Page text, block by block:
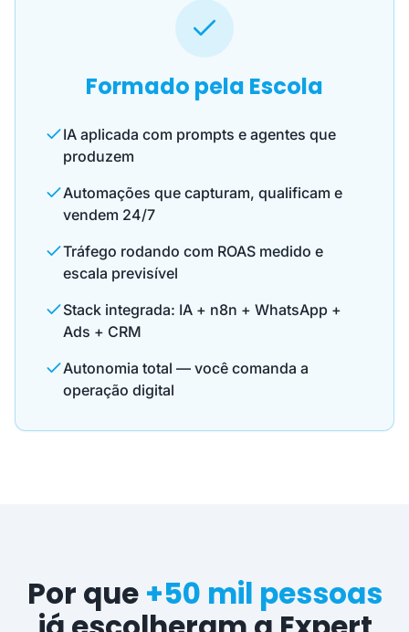
Formado pela Escola
IA aplicada com prompts e agentes que
produzem
Automações que capturam, qualificam e
vendem 24/7
Tráfego rodando com ROAS medido e
escala previsível
Stack integrada: IA + n8n + WhatsApp +
Ads + CRM
Autonomia total — você comanda a
operação digital
Por que +50 mil pessoas